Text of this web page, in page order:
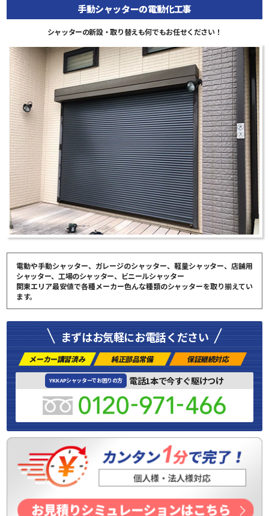
手動シャッターの電動化工事
シャッターの新設・取り替えも何でもお任せください！
電動や手動シャッター、ガレージのシャッター、軽量シャッター、店舗用
シャッター、工場のシャッター、ビニールシャッター
関東エリア最安値で各種メーカー色んな種類のシャッターを取り揃えてい
ます。
まずはお気軽にお電話ください
メーカー講習済み 純正部品常備 保証継続対応
YKK APシャッターでお困りの方 電話1本で今すぐ駆けつけ